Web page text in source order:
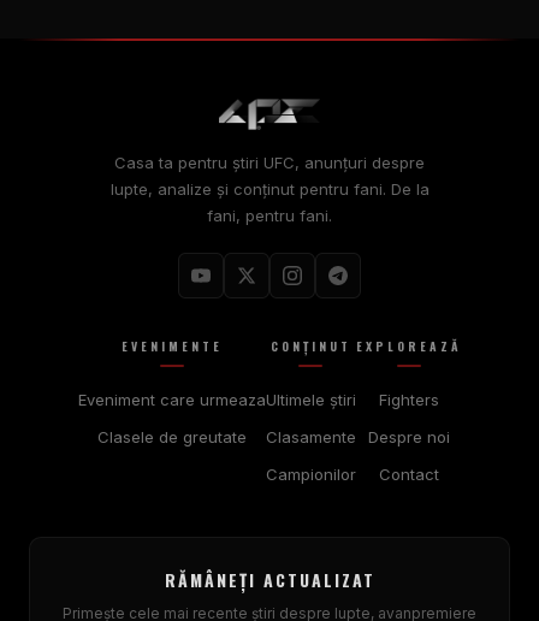
Casa ta pentru știri UFC, anunțuri despre
lupte, analize și conținut pentru fani. De la
fani, pentru fani.
EVENIMENTE
Eveniment care urmeaza
Clasele de greutate
CONŢINUT
Ultimele ştiri
Clasamente
Campionilor
EXPLOREAZĂ
Fighters
Despre noi
Contact
RĂMÂNEȚI ACTUALIZAT
Primește cele mai recente știri despre lupte, avanpremiere